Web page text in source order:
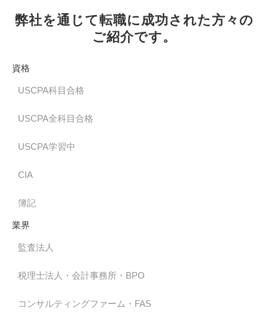
弊社を通じて転職に成功された方々の
ご紹介です。
資格
USCPA科目合格
USCPA全科目合格
USCPA学習中
CIA
簿記
業界
監査法人
税理士法人・会計事務所・BPO
コンサルティングファーム・FAS